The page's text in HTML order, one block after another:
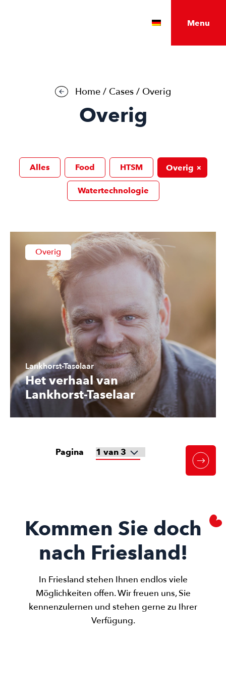
Menu
Home / Cases / Overig
Overig
Alles Food HTSM Overig +
Watertechnologie
Lankhorst-Taselaar
Het verhaal van
Lankhorst-Taselaar
Overig
Pagina
Kommen Sie doch
nach Friesland!
In Friesland stehen Ihnen endlos viele
Möglichkeiten offen. Wir freuen uns, Sie
kennenzulernen und stehen gerne zu Ihrer
Verfügung.